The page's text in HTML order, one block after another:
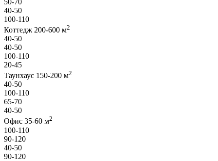
40-50
100-110
Коттедж 200-600 м2
40-50
40-50
100-110
20-45
Таунхаус 150-200 м2
40-50
100-110
65-70
40-50
Офис 35-60 м2
100-110
90-120
40-50
90-120